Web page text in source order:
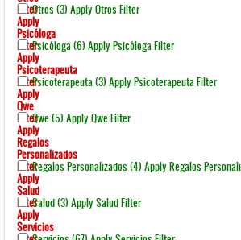
FilterOtros (3) Apply Otros Filter
Apply
Psicóloga
FilterPsicóloga (6) Apply Psicóloga Filter
Apply
Psicoterapeuta
FilterPsicoterapeuta (3) Apply Psicoterapeuta Filter
Apply
Qwe
FilterQwe (5) Apply Qwe Filter
Apply
Regalos
Personalizados
FilterRegalos Personalizados (4) Apply Regalos
Apply
Salud
FilterSalud (3) Apply Salud Filter
Apply
Servicios